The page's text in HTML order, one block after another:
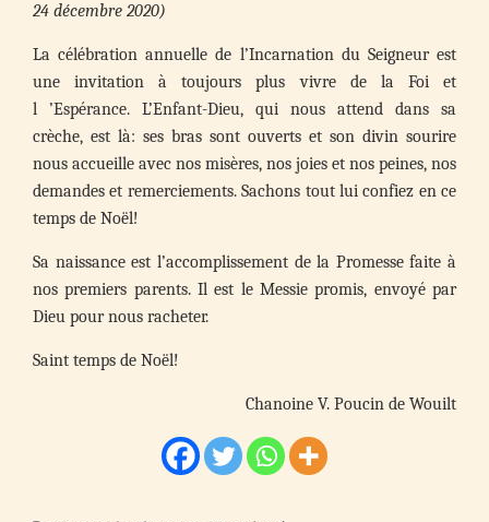
24 décembre 2020)
La célébration annuelle de l’Incarnation du Seigneur est
une invitation à toujours plus vivre de la Foi et
l ’Espérance. L’Enfant-Dieu, qui nous attend dans sa
crèche, est là: ses bras sont ouverts et son divin sourire
nous accueille avec nos misères, nos joies et nos peines, nos
demandes et remerciements. Sachons tout lui confiez en ce
temps de Noël!
Sa naissance est l’accomplissement de la Promesse faite à
nos premiers parents. Il est le Messie promis, envoyé par
Dieu pour nous racheter.
Saint temps de Noël!
Chanoine V. Poucin de Wouilt